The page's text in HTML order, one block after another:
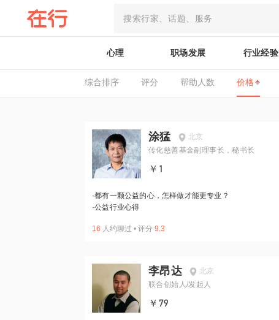
心理 职场发展 行业经验
综合排序 评分 帮助人数 价格
涂猛
北京
传化慈善基金副理事长，秘书长
￥1
·都有一颗公益的心，怎样做才能更专业？
·公益行业心得
16 人约聊过 • 评分 9.3
李昂达
北京
联合创始人/发起人
￥79